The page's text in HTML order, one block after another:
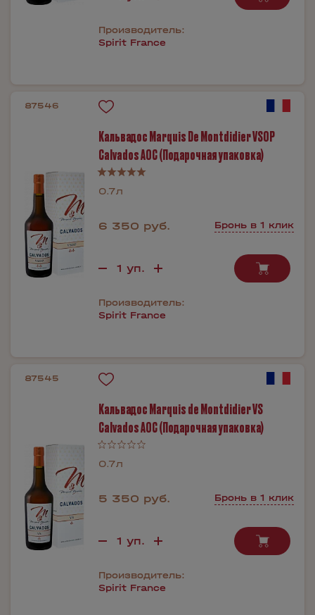
Производитель:
Spirit France
87546
Кальвадос Marquis De Montdidier VSOP
Calvados AOC (Подарочная упаковка)
0.7л
6 350 руб. Бронь в 1 клик
Производитель:
Spirit France
87545
Кальвадос Marquis de Montdidier VS
Calvados AOC (Подарочная упаковка)
0.7л
5 350 руб. Бронь в 1 клик
Производитель:
Spirit France